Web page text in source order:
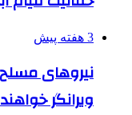
3 هفته پیش
نیروهای
ویرانگر